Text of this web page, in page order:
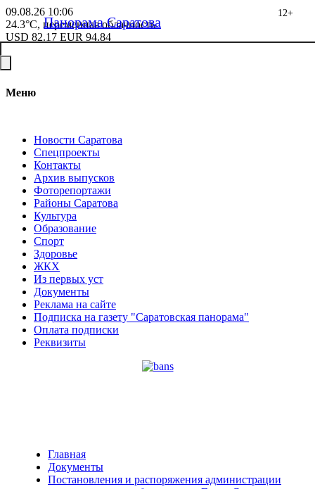
09.08.26 10:06
24.3°C, переменная облачность
USD 82.17 EUR 94.84
Меню
Новости Саратова
Спецпроекты
Контакты
Архив выпусков
Фоторепортажи
Районы Саратова
Культура
Образование
Спорт
Здоровье
ЖКХ
Из пеpвых уст
Документы
Реклама на сайте
Подписка на газету "Саратовская панорама"
Оплата подписки
Реквизиты
Панорама Саратова
12+
Главная
Документы
Постановления и распоряжения администрации